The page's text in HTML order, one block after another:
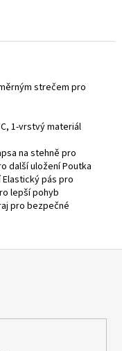
strečem pro
1-vrstvý materiál
na stehně pro
další uložení Poutka
pás pro
lepší pohyb
pro bezpečné